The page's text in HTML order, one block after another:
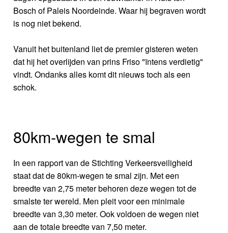
Bosch of Paleis Noordeinde. Waar hij begraven wordt
is nog niet bekend.
Vanuit het buitenland liet de premier gisteren weten
dat hij het overlijden van prins Friso "ïntens verdietig"
vindt. Ondanks alles komt dit nieuws toch als een
schok.
80km-wegen te smal
In een rapport van de Stichting Verkeersveiligheid
staat dat de 80km-wegen te smal zijn. Met een
breedte van 2,75 meter behoren deze wegen tot de
smalste ter wereld. Men pleit voor een minimale
breedte van 3,30 meter. Ook voldoen de wegen niet
aan de totale breedte van 7,50 meter.